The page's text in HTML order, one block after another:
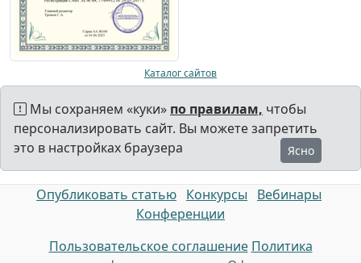
Каталог сайтов
Мы сохраняем «куки» по правилам, чтобы
персонализировать сайт. Вы можете запретить
это в настройках браузера
Ясно
Опубликовать статью Конкурсы
Вебинары
Конференции
Пользовательское соглашение Политика